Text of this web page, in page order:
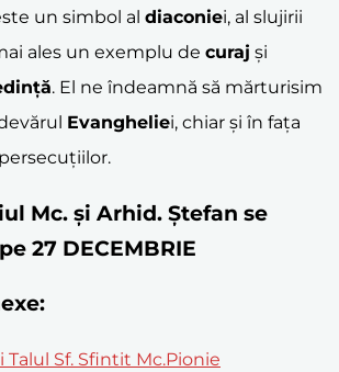
un simbol al diaconiei, al slujirii
ales un exemplu de curaj și
. El ne îndeamnă să mărturisim
Evangheliei, chiar și în fața
Mc. şi Arhid. Ştefan se
27 DECEMBRIE
Talul Sf. Sfintit Mc.Pionie